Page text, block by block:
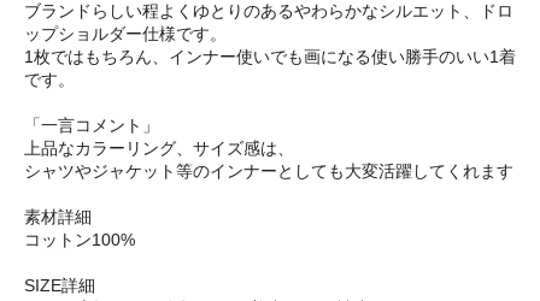
ブランドらしい程よくゆとりのあるやわらかなシルエット、ドロ
ップショルダー仕様です。
1枚ではもちろん、インナー使いでも画になる使い勝手のいい1着
です。
「一言コメント」
上品なカラーリング、サイズ感は、
シャツやジャケット等のインナーとしても大変活躍してくれます
素材詳細
コットン100%
SIZE詳細